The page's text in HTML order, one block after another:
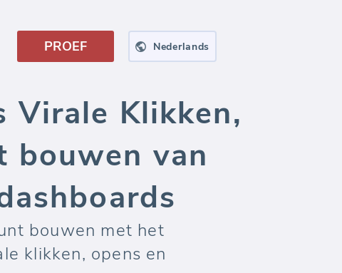
PROEF Nederlands
Virale Klikken,
bouwen van
bouwen met het
klikken, opens en